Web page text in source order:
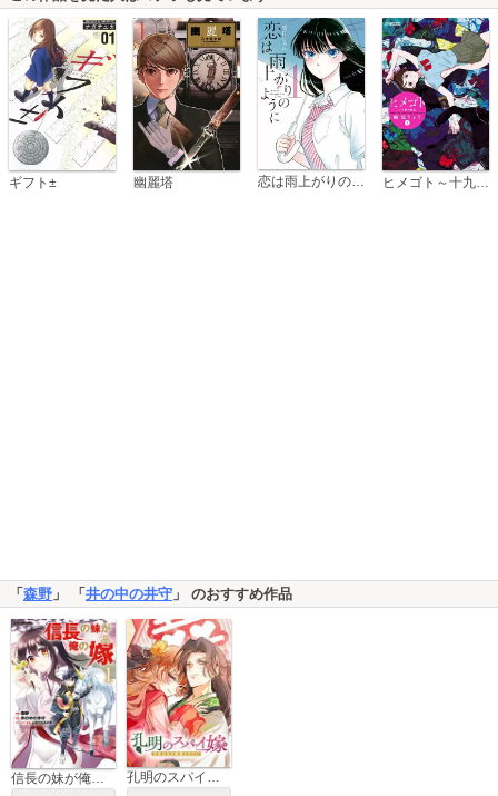
ギフト± 幽麗塔 恋は雨上がりのように
「 森野 」 「 井の中の井守 」 のおすすめ作品
信長の妹が俺の嫁 孔明のスパイ嫁 月英は夫を就職させたい